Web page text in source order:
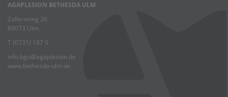
AGAPLESION BETHESDA ULM
Zollernring 26
89073 Ulm
T (0731) 187 0
info.bgu@agaplesion.de
www.bethesda-ulm.de